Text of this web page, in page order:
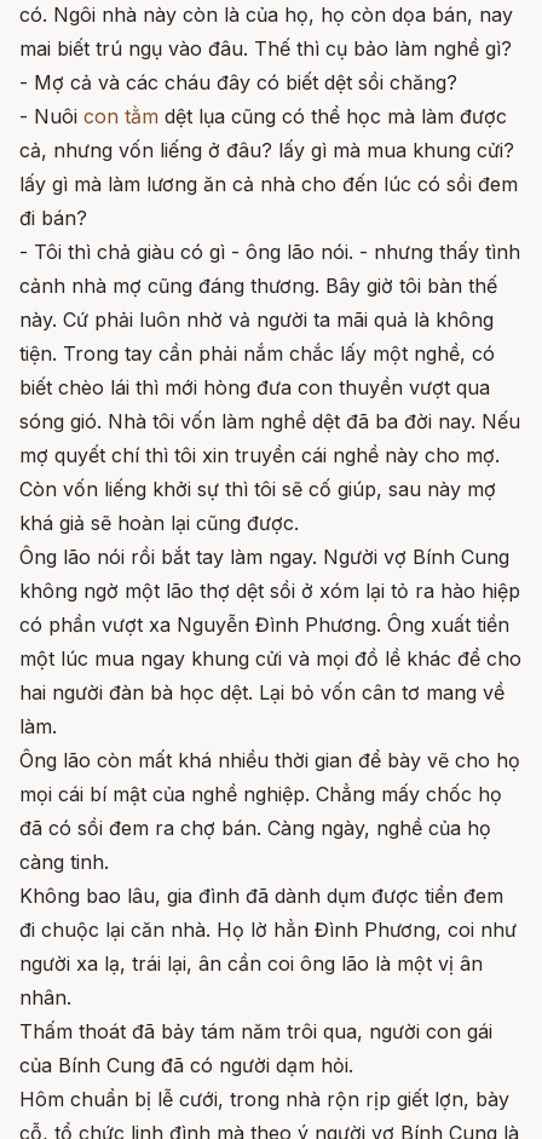
có. Ngôi nhà này còn là của họ, họ còn dọa bán, nay
mai biết trú ngụ vào đâu. Thế thì cụ bảo làm nghề gì?
- Mợ cả và các cháu đây có biết dệt sồi chăng?
- Nuôi con tằm dệt lụa cũng có thể học mà làm được
cả, nhưng vốn liếng ở đâu? lấy gì mà mua khung cửi?
lấy gì mà làm lương ăn cả nhà cho đến lúc có sồi đem
đi bán?
- Tôi thì chả giàu có gì - ông lão nói. - nhưng thấy tình
cảnh nhà mợ cũng đáng thương. Bây giờ tôi bàn thế
này. Cứ phải luôn nhờ vả người ta mãi quả là không
tiện. Trong tay cần phải nắm chắc lấy một nghề, có
biết chèo lái thì mới hòng đưa con thuyền vượt qua
sóng gió. Nhà tôi vốn làm nghề dệt đã ba đời nay. Nếu
mợ quyết chí thì tôi xin truyền cái nghề này cho mợ.
Còn vốn liếng khởi sự thì tôi sẽ cố giúp, sau này mợ
khá giả sẽ hoàn lại cũng được.
Ông lão nói rồi bắt tay làm ngay. Người vợ Bính Cung
không ngờ một lão thợ dệt sồi ở xóm lại tỏ ra hào hiệp
có phần vượt xa Nguyễn Đình Phương. Ông xuất tiền
một lúc mua ngay khung cửi và mọi đồ lề khác để cho
hai người đàn bà học dệt. Lại bỏ vốn cân tơ mang về
làm.
Ông lão còn mất khá nhiều thời gian để bày vẽ cho họ
mọi cái bí mật của nghề nghiệp. Chẳng mấy chốc họ
đã có sồi đem ra chợ bán. Càng ngày, nghề của họ
càng tinh.
Không bao lâu, gia đình đã dành dụm được tiền đem
đi chuộc lại căn nhà. Họ lờ hẳn Đình Phương, coi như
người xa lạ, trái lại, ân cần coi ông lão là một vị ân
nhân.
Thấm thoát đã bảy tám năm trôi qua, người con gái
của Bính Cung đã có người dạm hỏi.
Hôm chuẩn bị lễ cưới, trong nhà rộn rịp giết lợn, bày
cỗ, tổ chức linh đình mà theo ý người vợ Bính Cung là